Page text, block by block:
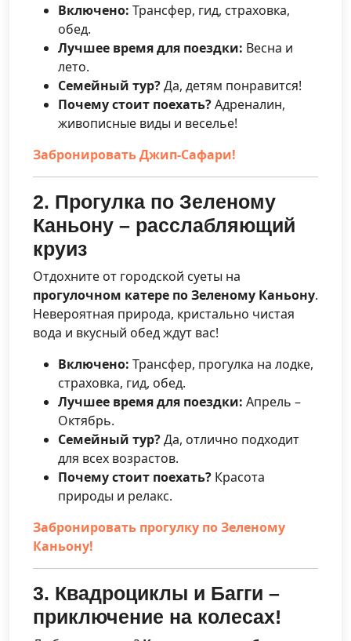
Включено: Трансфер, гид, страховка,
обед.
Лучшее время для поездки: Весна и
лето.
Семейный тур?Да, детям понравится!
Почему стоит поехать?Адреналин,
живописные виды и веселье!
Забронировать Джип-Сафари!
2. Прогулка по Зеленому
Каньону – расслабляющий
круиз
Отдохните от городской суеты на
прогулочном катере по Зеленому Каньону.
Невероятная природа, кристально чистая
вода и вкусный обед ждут вас!
Включено: Трансфер, прогулка на лодке,
страховка, гид, обед.
Лучшее время для поездки: Апрель –
Октябрь.
Семейный тур?Да, отлично подходит
для всех возрастов.
Почему стоит поехать? Красота
природы и релакс.
Забронировать прогулку по Зеленому
Каньону!
3. Квадроциклы и Багги –
приключение на колесах!